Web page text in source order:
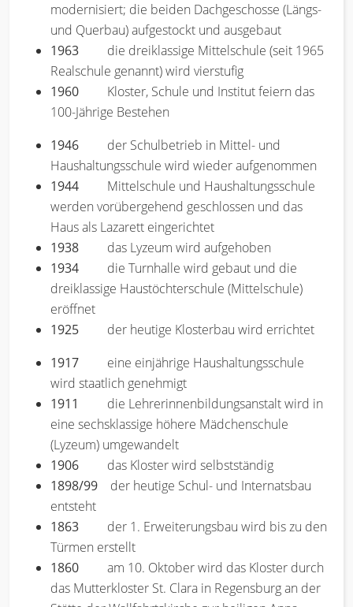
modernisiert; die beiden Dachgeschosse (Längs-
und Querbau) aufgestockt und ausgebaut
1963 die dreiklassige Mittelschule (seit 1965
Realschule genannt) wird vierstufig
1960 Kloster, Schule und Institut feiern das
100-Jährige Bestehen
1946 der Schulbetrieb in Mittel- und
Haushaltungsschule wird wieder aufgenommen
1944 Mittelschule und Haushaltungsschule
werden vorübergehend geschlossen und das
Haus als Lazarett eingerichtet
1938 das Lyzeum wird aufgehoben
1934 die Turnhalle wird gebaut und die
dreiklassige Haustöchterschule (Mittelschule)
eröffnet
1925 der heutige Klosterbau wird errichtet
1917 eine einjährige Haushaltungsschule
wird staatlich genehmigt
1911 die Lehrerinnenbildungsanstalt wird in
eine sechsklassige höhere Mädchenschule
(Lyzeum) umgewandelt
1906 das Kloster wird selbstständig
1898/99 der heutige Schul- und Internatsbau
entsteht
1863 der 1. Erweiterungsbau wird bis zu den
Türmen erstellt
1860
am 10. Oktober wird das Kloster durch
das Mutterkloster St. Clara in Regensburg an der